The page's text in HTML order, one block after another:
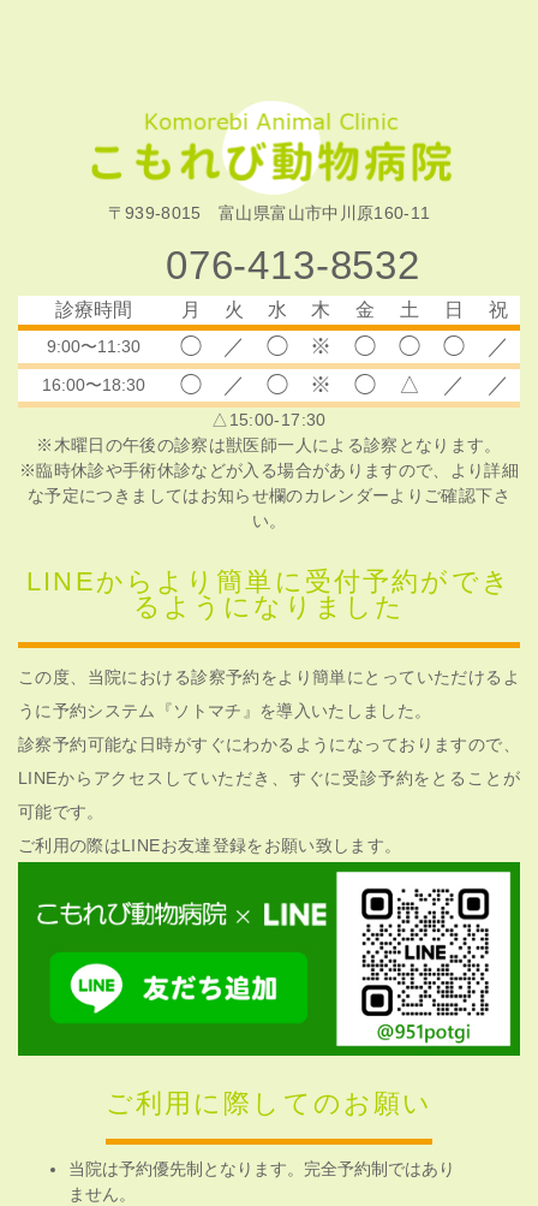
〒939-8015 富山県富山市中川原160-11
076-413-8532
診療時間 月 火 水 木 金 土 日 祝
9:00〜11:30 ◯ ／ ◯ ※ ◯ ◯ ◯ ／
16:00〜18:30 ◯ ／ ◯ ※ ◯ △ ／ ／
△15:00-17:30
※木曜日の午後の診察は獣医師一人による診察となります。
※臨時休診や手術休診などが入る場合がありますので、より詳細
な予定につきましてはお知らせ欄のカレンダーよりご確認下さ
い。
LINEからより簡単に受付予約ができ
るようになりました
この度、当院における診察予約をより簡単にとっていただけるよ
うに予約システム『ソトマチ』を導入いたしました。
診察予約可能な日時がすぐにわかるようになっておりますので、
LINEからアクセスしていただき、すぐに受診予約をとることが
可能です。
ご利用の際はLINEお友達登録をお願い致します。
ご利用に際してのお願い
当院は予約優先制となります。完全予約制ではあり
ません。